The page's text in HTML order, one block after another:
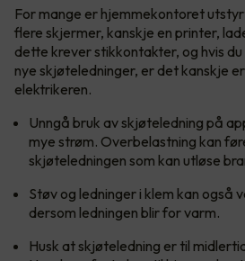
For mange er hjemmekontoret
flere skjermer, kanskje en printer,
dette krever stikkontakter, og hvis
nye skjøteledninger, er det kanskje
elektrikeren.
Unngå bruk av skjøteledning på
mye strøm. Overbelastning kan
skjøteledningen som kan utløse
Støv og ledninger i klem kan også
dersom ledningen blir for varm.
Husk at skjøteledning er til